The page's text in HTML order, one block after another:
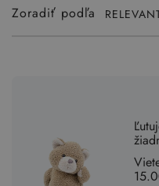
Zoradiť podľa